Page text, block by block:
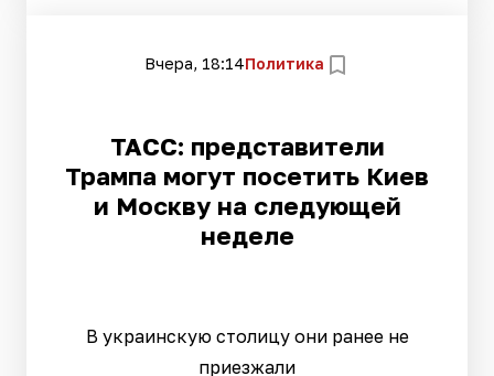
Вчера, 18:14Политика
ТАСС: представители
Трампа могут посетить Киев
и Москву на следующей
неделе
В украинскую столицу они ранее не
приезжали